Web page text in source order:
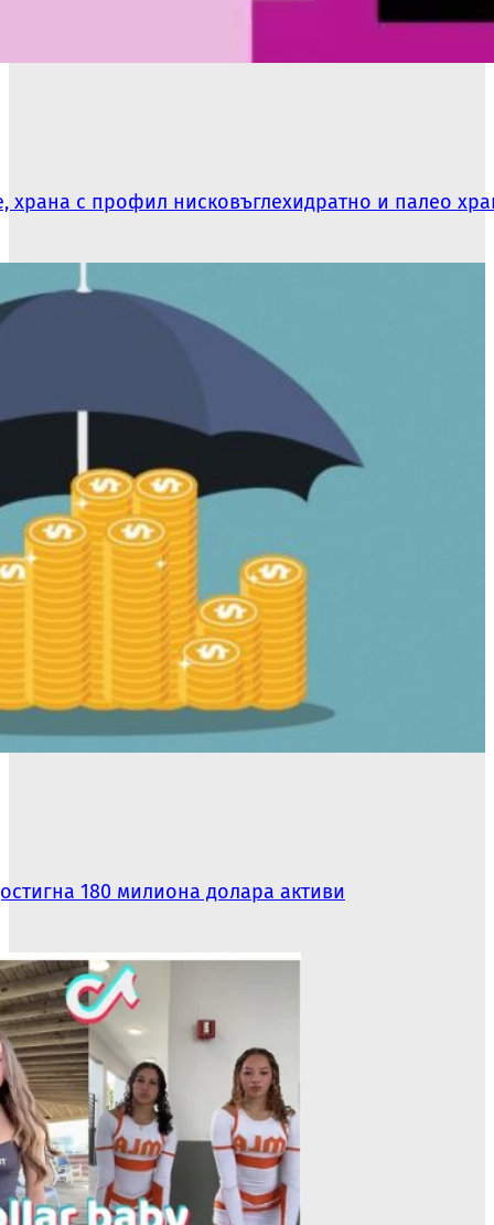
храна с профил нисковъглехидратно и палео
180 милиона долара активи